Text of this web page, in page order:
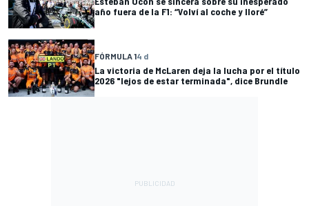
año fuera de la F1: “Volví al coche y lloré”
FÓRMULA 14 d
La victoria de McLaren deja la lucha por el título
2026 "lejos de estar terminada", dice Brundle